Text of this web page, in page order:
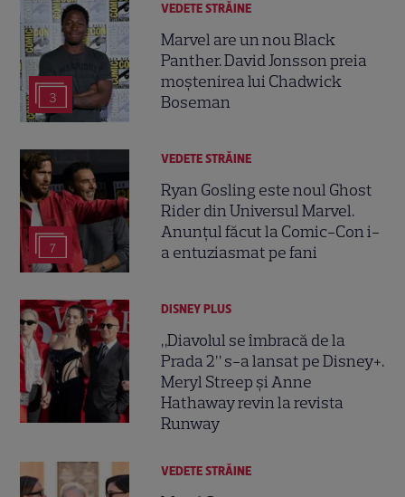
3
VEDETE STRĂINE
Marvel are un nou Black
Panther. David Jonsson preia
moștenirea lui Chadwick
Boseman
7
VEDETE STRĂINE
Ryan Gosling este noul Ghost
Rider din Universul Marvel.
Anunțul făcut la Comic-Con i-
a entuziasmat pe fani
DISNEY PLUS
„Diavolul se îmbracă de la
Prada 2” s-a lansat pe Disney+.
Meryl Streep și Anne
Hathaway revin la revista
Runway
VEDETE STRĂINE